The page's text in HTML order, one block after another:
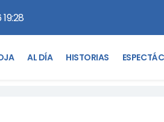
AL DÍA HISTORIAS